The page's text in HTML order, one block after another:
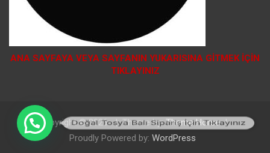
ANA SAYFAYA VEYA SAYFANIN YUKARISINA GİTMEK İÇİN
TIKLAYINIZ
Copyright © 2026 Theme by:Theme Horse
Proudly Powered by: WordPress
Doğal Tosya Balı Sipariş İçin Tıklayınız